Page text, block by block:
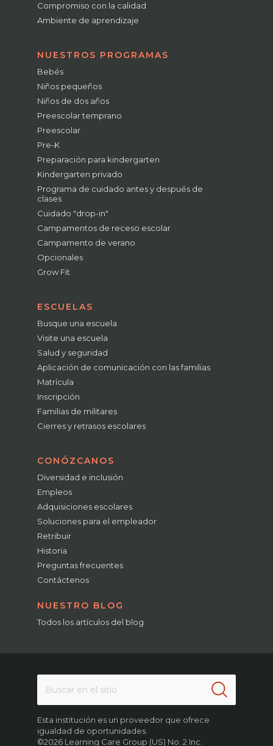
Compromiso con la calidad
Ambiente de aprendizaje
NUESTROS PROGRAMAS
Bebés
Niños pequeños
Niños de dos años
Preescolar temprano
Preescolar
Pre-K
Preparación para kindergarten
Kindergarten privado
Programa de cuidado antes y después de
clases
Cuidado "drop-in"
Campamentos de receso escolar
Campamento de verano
Opcionales
Grow Fit
ESCUELAS
Busque una escuela
Visite una escuela
Salud y seguridad
Aplicación de comunicación con las familias
Matrícula
Inscripción
Familias de militares
Cierres y retrasos escolares
CONÓZCANOS
Diversidad e inclusión
Empleos
Adquisiciones escolares
Soluciones para el empleador
Retribuir
Historia
Preguntas frecuentes
Contáctenos
NUESTRO BLOG
Todos los artículos del blog
Esta institución es un proveedor que ofrece
igualdad de oportunidades.
©2026 Learning Care Group (US) No. 2 Inc.